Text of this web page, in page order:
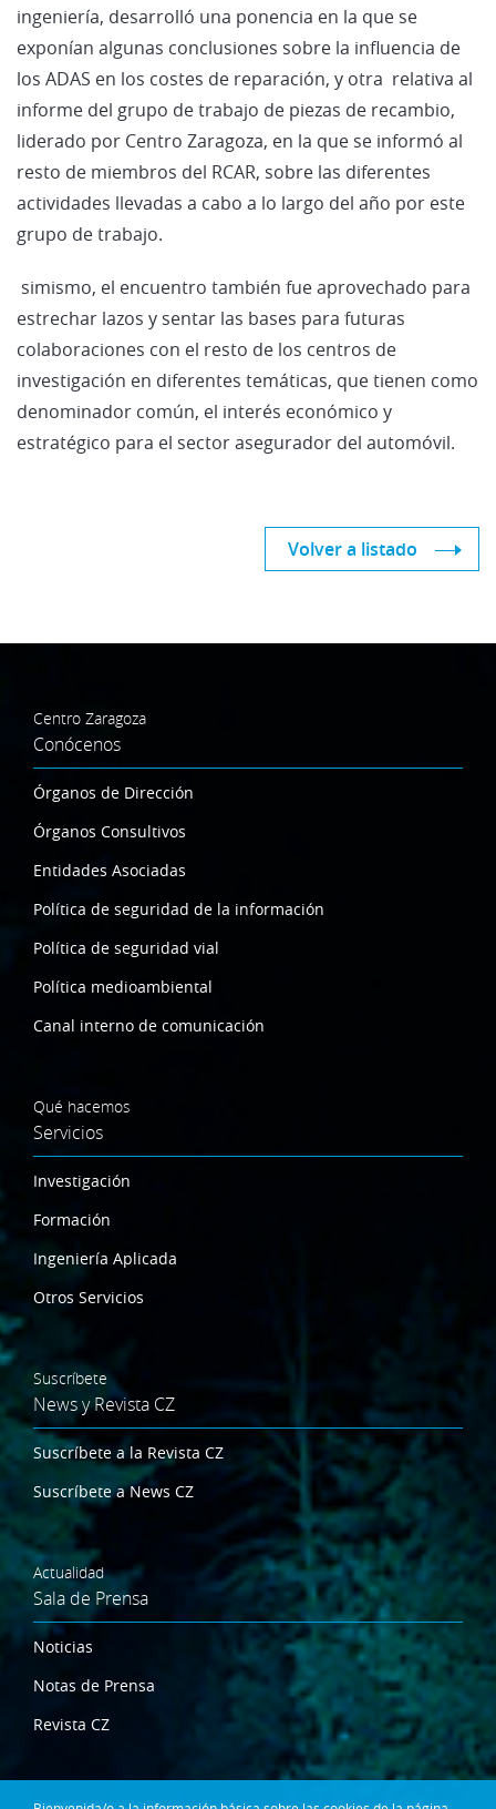
ingeniería, desarrolló una ponencia en la que se
exponían algunas conclusiones sobre la influencia de
los ADAS en los costes de reparación, y otra relativa al
informe del grupo de trabajo de piezas de recambio,
liderado por Centro Zaragoza, en la que se informó al
resto de miembros del RCAR, sobre las diferentes
actividades llevadas a cabo a lo largo del año por este
grupo de trabajo.
simismo, el encuentro también fue aprovechado para
estrechar lazos y sentar las bases para futuras
colaboraciones con el resto de los centros de
investigación en diferentes temáticas, que tienen como
denominador común, el interés económico y
estratégico para el sector asegurador del automóvil.
Volver a listado
Centro Zaragoza
Conócenos
Órganos de Dirección
Órganos Consultivos
Entidades Asociadas
Política de seguridad de la información
Política de seguridad vial
Política medioambiental
Canal interno de comunicación
Qué hacemos
Servicios
Investigación
Formación
Ingeniería Aplicada
Otros Servicios
Suscríbete
News y Revista CZ
Suscríbete a la Revista CZ
Suscríbete a News CZ
Actualidad
Sala de Prensa
Noticias
Notas de Prensa
Revista CZ